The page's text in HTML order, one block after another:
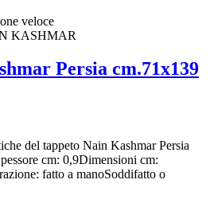
veloce
KASHMAR
Persia cm.71x139
del tappeto Nain Kashmar Persia
cm: 0,9Dimensioni cm:
fatto a manoSoddifatto o